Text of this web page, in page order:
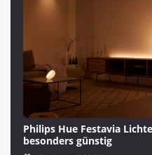
Philips Hue Festavia
besonders günstig